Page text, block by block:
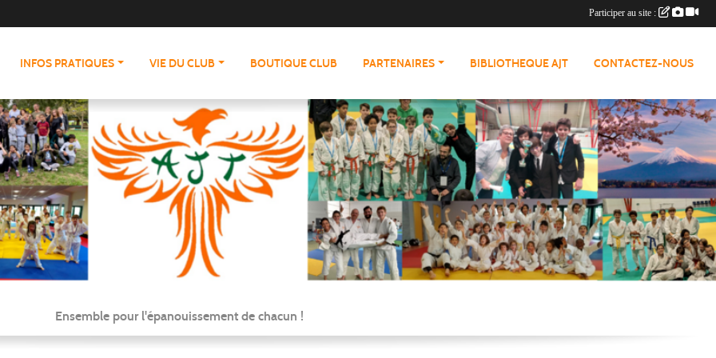
INFOS PRATIQUES VIE DU CLUB BOUTIQUE CLUB PARTENAIRES BIBLIOTHEQUE AJT CONTACTEZ-NOUS
Ensemble pour l'épanouissement de chacun !
Participer au site :